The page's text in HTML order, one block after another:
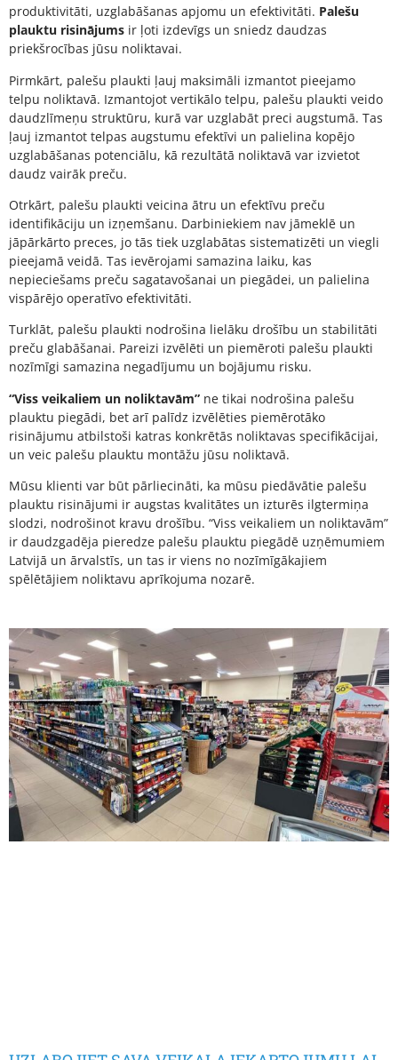
produktivitāti, uzglabāšanas apjomu un efektivitāti. Palešu
plauktu risinājums ir ļoti izdevīgs un sniedz daudzas
priekšrocības jūsu noliktavai.
Pirmkārt, palešu plaukti ļauj maksimāli izmantot pieejamo
telpu noliktavā. Izmantojot vertikālo telpu, palešu plaukti veido
daudzlīmeņu struktūru, kurā var uzglabāt preci augstumā. Tas
ļauj izmantot telpas augstumu efektīvi un palielina kopējo
uzglabāšanas potenciālu, kā rezultātā noliktavā var izvietot
daudz vairāk preču.
Otrkārt, palešu plaukti veicina ātru un efektīvu preču
identifikāciju un izņemšanu. Darbiniekiem nav jāmeklē un
jāpārkārto preces, jo tās tiek uzglabātas sistematizēti un viegli
pieejamā veidā. Tas ievērojami samazina laiku, kas
nepieciešams preču sagatavošanai un piegādei, un palielina
vispārējo operatīvo efektivitāti.
Turklāt, palešu plaukti nodrošina lielāku drošību un stabilitāti
preču glabāšanai. Pareizi izvēlēti un piemēroti palešu plaukti
nozīmīgi samazina negadījumu un bojājumu risku.
“Viss veikaliem un noliktavām” ne tikai nodrošina palešu
plauktu piegādi, bet arī palīdz izvēlēties piemērotāko
risinājumu atbilstoši katras konkrētās noliktavas specifikācijai,
un veic palešu plauktu montāžu jūsu noliktavā.
Mūsu klienti var būt pārliecināti, ka mūsu piedāvātie palešu
plauktu risinājumi ir augstas kvalitātes un izturēs ilgtermiņa
slodzi, nodrošinot kravu drošību. “Viss veikaliem un noliktavām”
ir daudzgadēja pieredze palešu plauktu piegādē uzņēmumiem
Latvijā un ārvalstīs, un tas ir viens no nozīmīgākajiem
spēlētājiem noliktavu aprīkojuma nozarē.